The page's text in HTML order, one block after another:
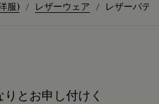
服) レザーウェア レザーパテ
とお申し付けく